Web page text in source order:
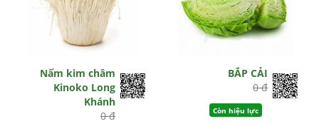
Nấm kim châm
Kinoko Long
Khánh
0 đ
BẮP CẢI
0 đ
Còn hiệu lực